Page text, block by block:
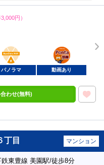
円）
BunChinPAY
ポンタ
部屋
パノラマ 動画あり
わせ(無料)
丁目 マンション
東豊線 美園駅/徒歩8分